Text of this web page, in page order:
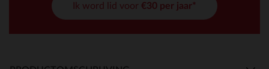
Ik word lid voor €30 per jaar*